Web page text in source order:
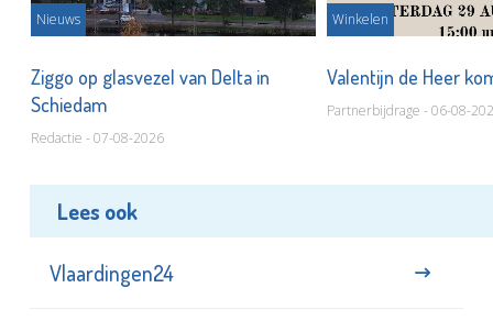
Nieuws
Ziggo op glasvezel van Delta in
Schiedam
Redactie - 07-08-2026
Winkelen
Valentijn de Heer
Partnerbijdrage - 06-08-
Lees ook
Vlaardingen24